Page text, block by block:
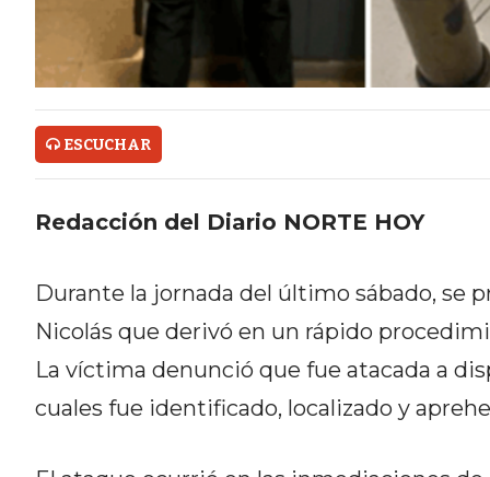
ONLINE CON PEDIDOS POR
ARGENTINA:
PLATAFORMAS DE VENTA POR
CÓMO RECIBIR PEDIDOS
DE COMIDA POR WHATSAPP:
LA GUÍA DEFINITIVA PARA
ESCUCHAR
Redacción del Diario NORTE HOY
Durante la jornada del último sábado, se
Nicolás que derivó en un rápido
La víctima denunció que fue atacada a
cuales fue identificado, localizado y